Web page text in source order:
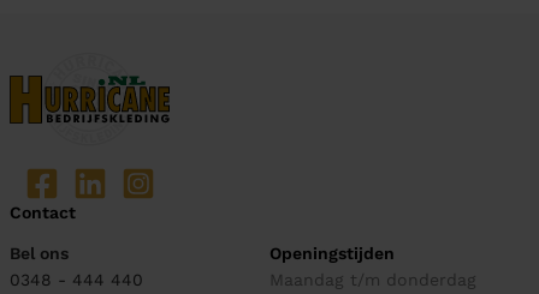
Contact
Bel ons
0348 - 444 440
Openingstijden
Maandag t/m donderdag